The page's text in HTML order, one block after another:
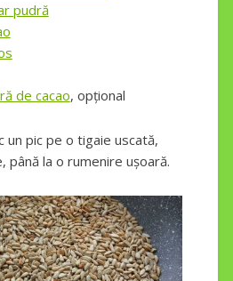
pudră
de cacao, opțional
un pic pe o tigaie uscată,
până la o rumenire ușoară.